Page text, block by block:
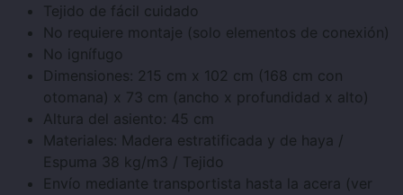
Tejido de fácil cuidado
No requiere montaje (solo elementos de conexión)
No ignífugo
Dimensiones: 215 cm x 102 cm (168 cm con
otomana) x 73 cm (ancho x profundidad x alto)
Altura del asiento: 45 cm
Materiales: Madera estratificada y de haya /
Espuma 38 kg/m3 / Tejido
Envío mediante transportista hasta la acera (ver